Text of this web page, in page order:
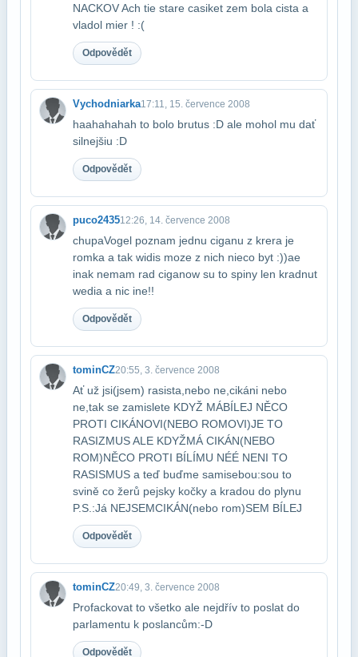
NACKOV Ach tie stare casi​ket zem bola cista a
vladol mier ! :(
Odpovědět
Vychodniarka17:11, 15. července 2008
haahahahah to bolo brutus :D ale mohol mu dať
silnejšiu :D
Odpovědět
puco243512:26, 14. července 2008
chupaVogel poznam jednu ciganu z krera je
romka a tak widis moze z nich nieco byt :))​ae
inak nemam rad ciganow su to spiny len kradnut
wedia a nic ine!!
Odpovědět
tominCZ20:55, 3. července 2008
Ať už jsi(jsem) rasista,nebo ne,cikáni nebo
ne,tak se zamislete KDYŽ MÁ​BÍLEJ NĚCO
PROTI CIKÁNOVI(NEBO ROMOVI)JE TO
RASIZMUS ALE KDYŽ​MÁ CIKÁN(NEBO
ROM)NĚCO PROTI BÍLÍMU NÉÉ NENI TO
RASISMUS a teď buďme sami​sebou:sou to
svině co žerů pejsky kočky a kradou do plynu
P.S.:Já NEJSEM​CIKÁN(nebo rom)SEM BÍLEJ
Odpovědět
tominCZ20:49, 3. července 2008
Profackovat to všetko ale nejdřív to poslat do
parlamentu k poslancům:-D
Odpovědět